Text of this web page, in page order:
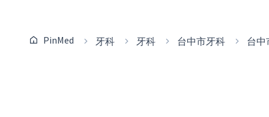
PinMed 牙科 牙科 台中市牙科 台中